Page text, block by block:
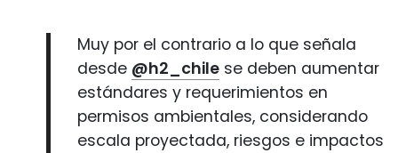
Muy por el contrario a lo que señala
desde @h2_chile se deben aumentar
estándares y requerimientos en
permisos ambientales, considerando
escala proyectada, riesgos e impactos